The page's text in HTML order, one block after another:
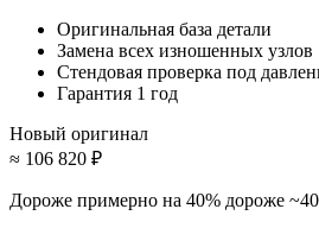
Оригинальная база детали
Замена всех изношенных узлов
Стендовая проверка под
Гарантия 1 год
Новый оригинал
≈ 106 820 ₽
Дороже примерно на 40% дороже